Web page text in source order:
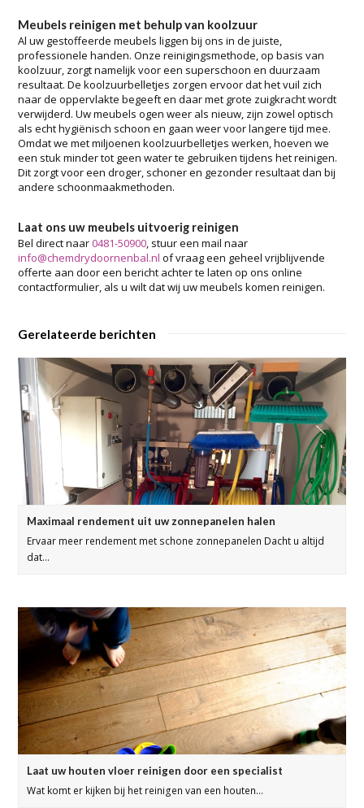
Meubels reinigen met behulp van koolzuur
Al uw gestoffeerde meubels liggen bij ons in de juiste,
professionele handen. Onze reinigingsmethode, op basis van
koolzuur, zorgt namelijk voor een superschoon en duurzaam
resultaat. De koolzuurbelletjes zorgen ervoor dat het vuil zich
naar de oppervlakte begeeft en daar met grote zuigkracht wordt
verwijderd. Uw meubels ogen weer als nieuw, zijn zowel optisch
als echt hygiënisch schoon en gaan weer voor langere tijd mee.
Omdat we met miljoenen koolzuurbelletjes werken, hoeven we
een stuk minder tot geen water te gebruiken tijdens het reinigen.
Dit zorgt voor een droger, schoner en gezonder resultaat dan bij
andere schoonmaakmethoden.
Laat ons uw meubels uitvoerig reinigen
Bel direct naar0481-50900, stuur een mail naar
info@chemdrydoornenbal.nl of vraag een geheel vrijblijvende
offerte aan door een bericht achter te laten op ons online
contactformulier, als u wilt dat wij uw meubels komen reinigen.
Gerelateerde berichten
Maximaal rendement uit uw zonnepanelen halen
Ervaar meer rendement met schone zonnepanelen Dacht u altijd
dat…
Laat uw houten vloer reinigen door een specialist
Wat komt er kijken bij het reinigen van een houten…